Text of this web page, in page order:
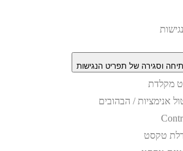
וסגירה של תפריט הנגישות
מקלדת
אנימציות / הבהובים
טקסט